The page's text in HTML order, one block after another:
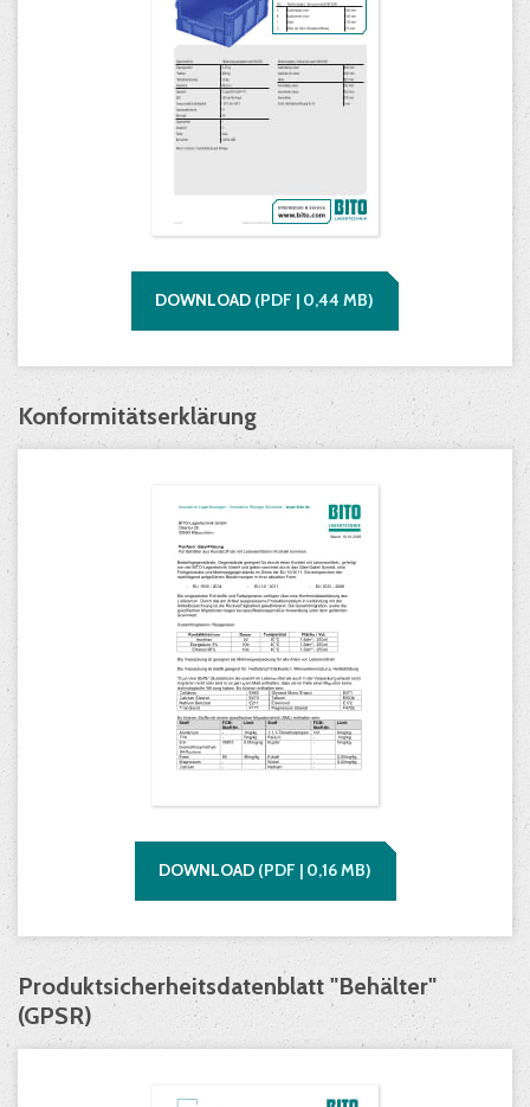
DOWNLOAD (PDF | 0,44 MB)
Konformitätserklärung
DOWNLOAD (PDF | 0,16MB)
Produktsicherheitsdatenblatt "Behälter"
(GPSR)